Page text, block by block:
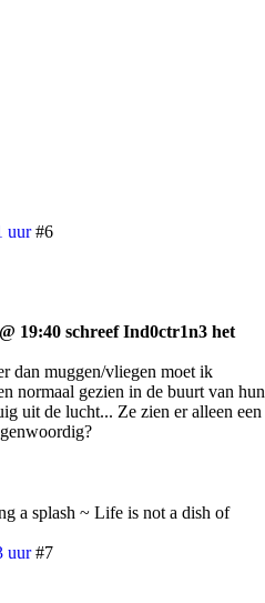
uur #6
19:40 schreef Ind0ctr1n3 het
dan muggen/vliegen moet ik
normaal gezien in de buurt van hun
uit de lucht... Ze zien er alleen een
a splash ~ Life is not a dish of
uur #7